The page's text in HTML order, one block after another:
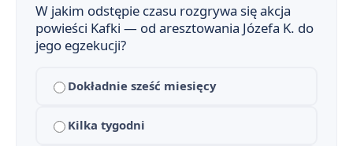
W jakim odstępie czasu rozgrywa się akcja
powieści Kafki — od aresztowania Józefa K. do
jego egzekucji?
Dokładnie sześć miesięcy
Kilka tygodni
1 Proces — streszczenie krótkie i szczegółowe
Proces - plan wydarzeń
Geneza i okoliczności powstania Procesu